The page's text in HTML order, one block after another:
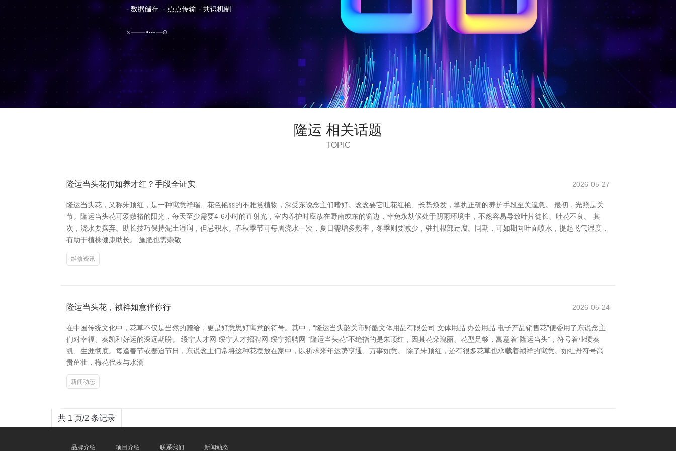
隆运 相关话题
TOPIC
隆运当头花何如养才红？手段全证实 2026-05-27
隆运当头花，又称朱顶红，是一种寓意祥瑞、花色艳丽的不雅赏植物，深受东说念主们嗜好。念念要它吐花红艳、长势焕发，掌执正确的养护手段至关遑急。 最初，光照是关
节。隆运当头花可爱敷裕的阳光，每天至少需要4-6小时的直射光，室内养护时应放在野南或东的窗边，幸免永劫候处于阴雨环境中，不然容易导致叶片徒长、吐花不良。 其
次，浇水要摈弃。助长技巧保持泥土湿润，但忌积水。春秋季节可每周浇水一次，夏日需增多频率，冬季则要减少，驻扎根部迂腐。同期，可如期向叶面喷水，提起飞气湿度，
有助于植株健康助长。 施肥也需崇敬
维修资讯
隆运当头花，祯祥如意伴你行 2026-05-24
在中国传统文化中，花草不仅是当然的赠给，更是好意思好寓意的符号。其中，“隆运当头韶关市野酷文体用品有限公司 文体用品 办公用品 电子产品销售花”便委用了东说念主
们对幸福、奏凯和好运的深远期盼。 绥宁人才网-绥宁人才招聘网-绥宁招聘网 “隆运当头花”不绝指的是朱顶红，因其花朵瑰丽、花型足够，寓意着“隆运当头”，符号着业绩奏
凯、生涯彻底。每逢春节或蹙迫节日，东说念主们常将这种花摆放在家中，以祈求来年运势亨通、万事如意。 除了朱顶红，还有很多花草也承载着祯祥的寓意。如牡丹符号高
贵茁壮，梅花代表与水滴
新闻动态
共 1 页/2 条记录
品牌介绍 项目介绍 联系我们 新闻动态